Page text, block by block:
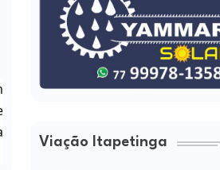
Viação Itapetinga